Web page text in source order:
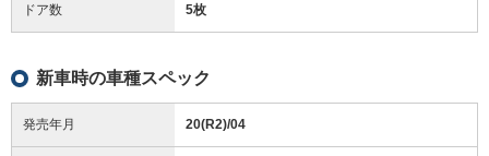
ドア数 5枚
新車時の車種スペック
発売年月 20(R2)/04